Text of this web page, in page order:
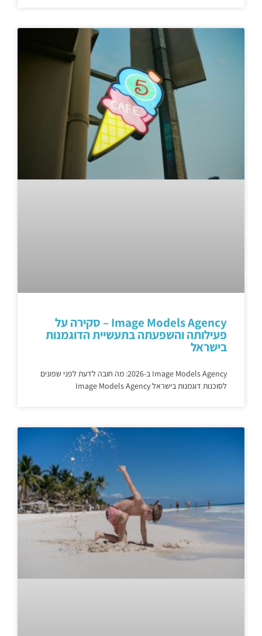
Image Models Agency – סקירה על
פעילותה והשפעתה בתעשיית הדוגמנות
בישראל
Image Models Agency ב-2026: מה חובה לדעת לפני שפונים
לסוכנות דוגמנות בישראל Image Models Agency